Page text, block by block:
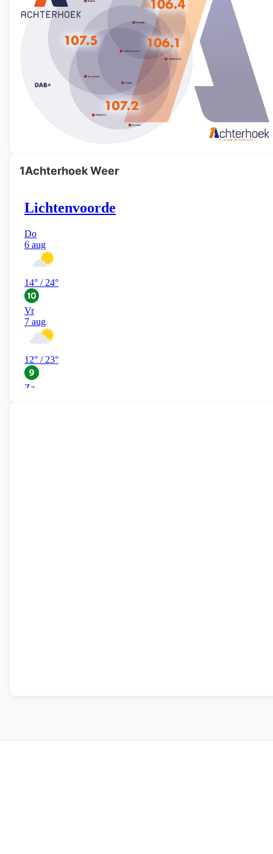
1Achterhoek Weer